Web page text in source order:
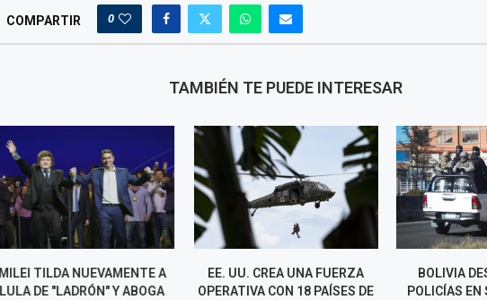
COMPARTIR 0
TAMBIÉN TE PUEDE INTERESAR
EE. UU. CREA UNA FUERZA
OPERATIVA CON 18 PAÍSES DE
BOLIVIA DESPLIEGA 200
POLICÍAS EN SU FRONTERA
PLAN DE